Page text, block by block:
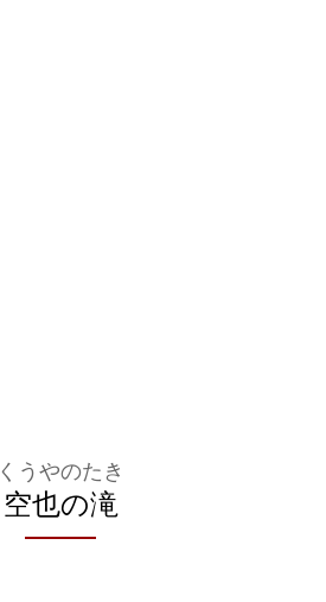
空也の滝
くうやのたき